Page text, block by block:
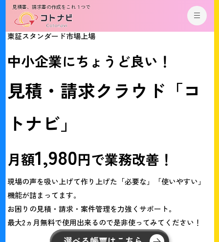
見積書、請求書の作成をこれ１つで
東証スタンダード市場上場
中小企業にち ょ う ど良い ！
見積 ・ 請求ク ラ ウ ド 「コ
トナ ビ 」
月額1,980円で業務改善 ！
現場の声を吸い上げて作り上げた「必要な」「使いやすい」
機能が詰まってます。
お困りの見積・請求・案件管理を力強くサポート。
最大2ヵ月無料で使用出来るので是非使ってみてください！